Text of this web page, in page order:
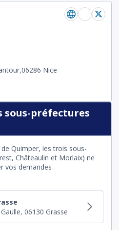
Nice
sous-préfectures
Quimper, les trois sous-
Châteaulin et Morlaix) ne
vos demandes
06130 Grasse